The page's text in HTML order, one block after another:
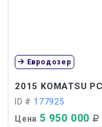
2015 KOMATSU
ID # 177925
Цена 5 950 000
Евродозер